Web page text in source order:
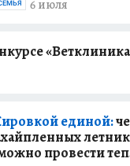
6 июля
«Ветклиника
единой:
провести